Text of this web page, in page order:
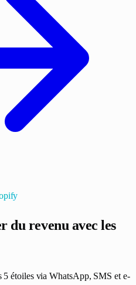
du revenu avec les
5 étoiles via WhatsApp, SMS et e-